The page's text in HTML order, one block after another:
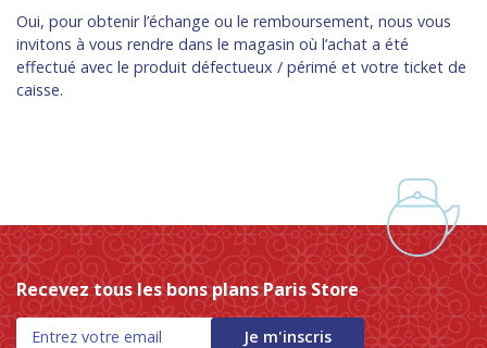
Oui, pour obtenir l’échange ou le remboursement, nous vous
invitons à vous rendre dans le magasin où l’achat a été
effectué avec le produit défectueux / périmé et votre ticket de
caisse.
Recevez tous les bons plans Paris Store
Je m'inscris